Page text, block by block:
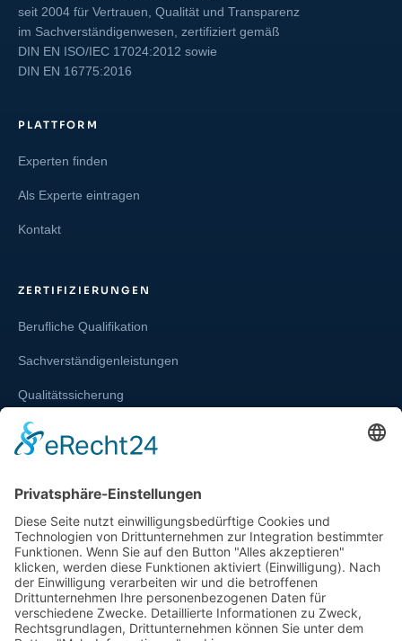
seit 2004 für Vertrauen, Qualität und Transparenz
im Sachverständigenwesen, zertifiziert gemäß
DIN EN ISO/IEC 17024:2012 sowie
DIN EN 16775:2016
PLATTFORM
Experten finden
Als Experte eintragen
Kontakt
ZERTIFIZIERUNGEN
Berufliche Qualifikation
Sachverständigenleistungen
Qualitätssicherung
Weiterbildung und Schulung
SERVICE & RECHT
Infos zur Unparteilichkeit
Kontakt
Beschwerdestelle